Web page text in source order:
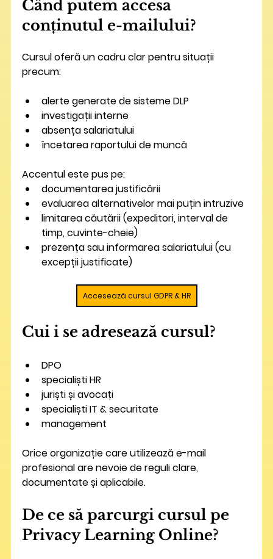
Când putem accesa
conținutul e-mailului?
Cursul oferă un cadru clar pentru situații
precum:
alerte generate de sisteme DLP
investigații interne
absența salariatului
încetarea raportului de muncă
Accentul este pus pe:
documentarea justificării
evaluarea alternativelor mai puțin intruzive
limitarea căutării (expeditori, interval de
timp, cuvinte-cheie)
prezența sau informarea salariatului (cu
excepții justificate)
Accesează cursul GDPR & HR
Cui i se adresează cursul?
DPO
specialiști HR
juriști și avocați
specialiști IT & securitate
management
Orice organizație care utilizează e-mail
profesional are nevoie de reguli clare,
documentate și aplicabile.
De ce să parcurgi cursul pe
Privacy Learning Online?